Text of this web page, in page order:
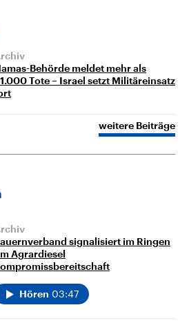
Behörde meldet mehr als
Tote – Israel setzt Militäreinsatz
weitere Beiträge
signalisiert im Ringen
Agrardiesel
Hören 03:47